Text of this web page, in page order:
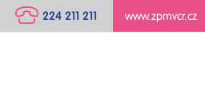
www.zpmvcr.cz
224 211 211